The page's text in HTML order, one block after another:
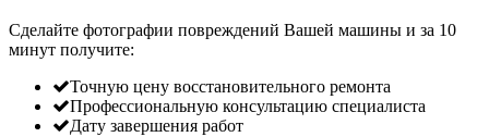
Сделайте фотографии повреждений Вашей машины и за 10
минут получите:
Точную цену восстановительного ремонта
Профессиональную консультацию специалиста
Дату завершения работ